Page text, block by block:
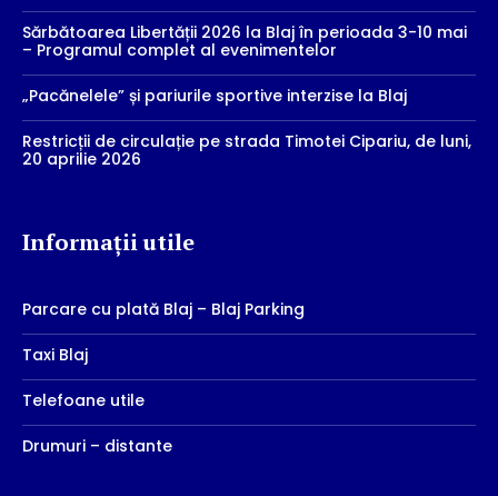
Sărbătoarea Libertății 2026 la Blaj în perioada 3-10 mai
– Programul complet al evenimentelor
„Pacănelele” și pariurile sportive interzise la Blaj
Restricții de circulație pe strada Timotei Cipariu, de luni,
20 aprilie 2026
Informații utile
Parcare cu plată Blaj – Blaj Parking
Taxi Blaj
Telefoane utile
Drumuri – distante